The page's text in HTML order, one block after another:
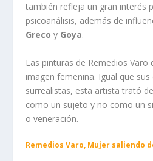
también refleja un gran interés
psicoanálisis, además de
Greco y Goya.
Las pinturas de Remedios Varo
imagen femenina. Igual que
surrealistas, esta artista trató
como un sujeto y no como un
o veneración.
Remedios Varo, Mujer saliendo